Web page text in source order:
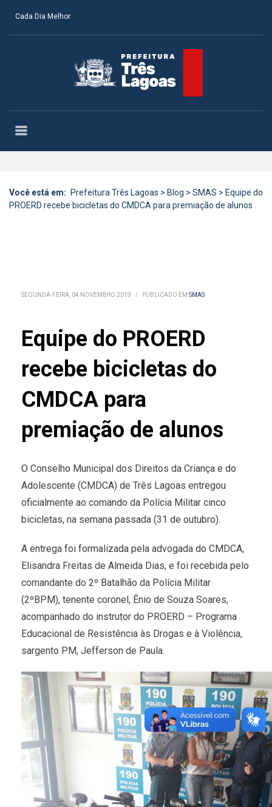
Cada Dia Melhor
Você está em: Prefeitura Três Lagoas > Blog > SMAS > Equipe do
PROERD recebe bicicletas do CMDCA para premiação de alunos
SEGUNDA-FEIRA, 04 NOVEMBRO 2019 / PUBLICADO EM SMAS
Equipe do PROERD
recebe bicicletas do
CMDCA para
premiação de alunos
O Conselho Municipal dos Direitos da Criança e do
Adolescente (CMDCA) de Três Lagoas entregou
oficialmente ao comando da Polícia Militar cinco
bicicletas, na semana passada (31 de outubro).
A entrega foi formalizada pela advogada do CMDCA,
Elisandra Freitas de Almeida Dias, e foi recebida pelo
comandante do 2º Batalhão da Polícia Militar
(2ºBPM), tenente coronel, Ênio de Souza Soares,
acompanhado do instrutor do PROERD – Programa
Educacional de Resistência às Drogas e à Violência,
sargento PM, Jefferson de Paula.